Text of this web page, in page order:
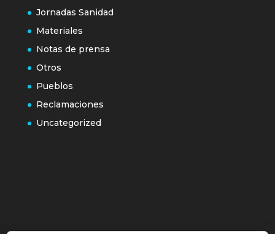
Jornadas Sanidad
Materiales
Notas de prensa
Otros
Pueblos
Reclamaciones
Uncategorized